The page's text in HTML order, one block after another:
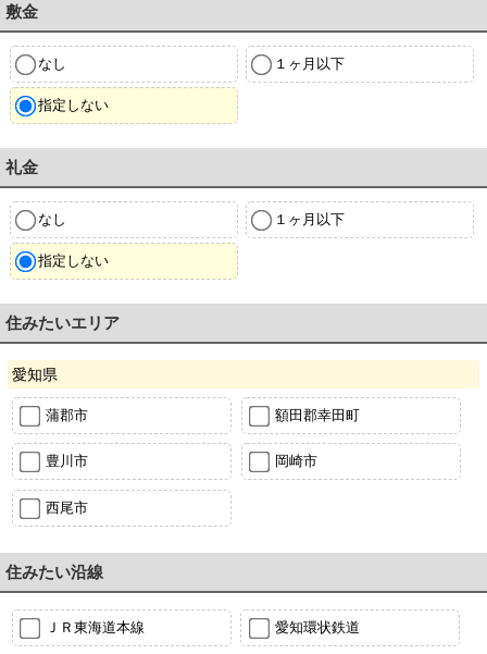
敷金
なし １ヶ月以下
指定しない
礼金
なし １ヶ月以下
指定しない
住みたいエリア
愛知県
蒲郡市 額田郡幸田町
豊川市 岡崎市
西尾市
住みたい沿線
ＪＲ東海道本線 愛知環状鉄道